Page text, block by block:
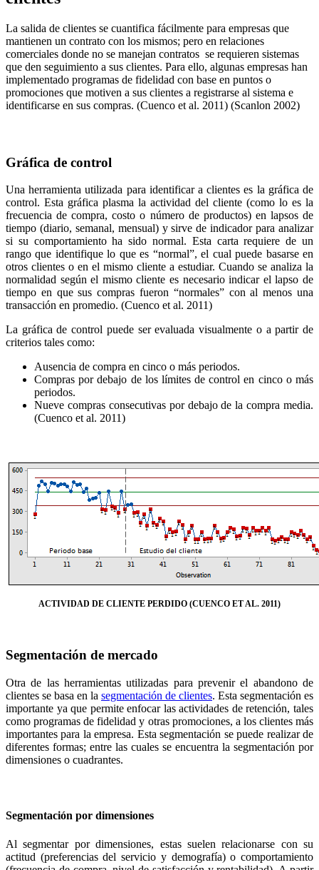
La salida de clientes se cuantifica fácilmente para empresas que
mantienen un contrato con los mismos; pero en relaciones
comerciales donde no se manejan contratos se requieren sistemas
que den seguimiento a sus clientes. Para ello, algunas empresas han
implementado programas de fidelidad con base en puntos o
promociones que motiven a sus clientes a registrarse al sistema e
identificarse en sus compras. (Cuenco et al. 2011) (Scanlon 2002)
Gráfica de control
Una herramienta utilizada para identificar a clientes es la gráfica de
control. Esta gráfica plasma la actividad del cliente (como lo es la
frecuencia de compra, costo o número de productos) en lapsos de
tiempo (diario, semanal, mensual) y sirve de indicador para analizar
si su comportamiento ha sido normal. Esta carta requiere de un
rango que identifique lo que es “normal”, el cual puede basarse en
otros clientes o en el mismo cliente a estudiar. Cuando se analiza la
normalidad según el mismo cliente es necesario indicar el lapso de
tiempo en que sus compras fueron “normales” con al menos una
transacción en promedio. (Cuenco et al. 2011)
La gráfica de control puede ser evaluada visualmente o a partir de
criterios tales como:
Ausencia de compra en cinco o más periodos.
Compras por debajo de los límites de control en cinco o más
periodos.
Nueve compras consecutivas por debajo de la compra media.
(Cuenco et al. 2011)
ACTIVIDAD DE CLIENTE PERDIDO (CUENCO ET AL. 2011)
Segmentación de mercado
Otra de las herramientas utilizadas para prevenir el abandono de
clientes se basa en la segmentación de clientes. Esta segmentación es
importante ya que permite enfocar las actividades de retención, tales
como programas de fidelidad y otras promociones, a los clientes más
importantes para la empresa. Esta segmentación se puede realizar de
diferentes formas; entre las cuales se encuentra la segmentación por
dimensiones o cuadrantes.
Segmentación por dimensiones
Al segmentar por dimensiones, estas suelen relacionarse con su
actitud (preferencias del servicio y demografía) o comportamiento